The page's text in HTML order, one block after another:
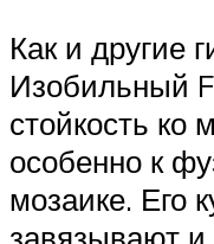
Как и другие
Изобильный
стойкость ко
особенно к
мозаике. Его